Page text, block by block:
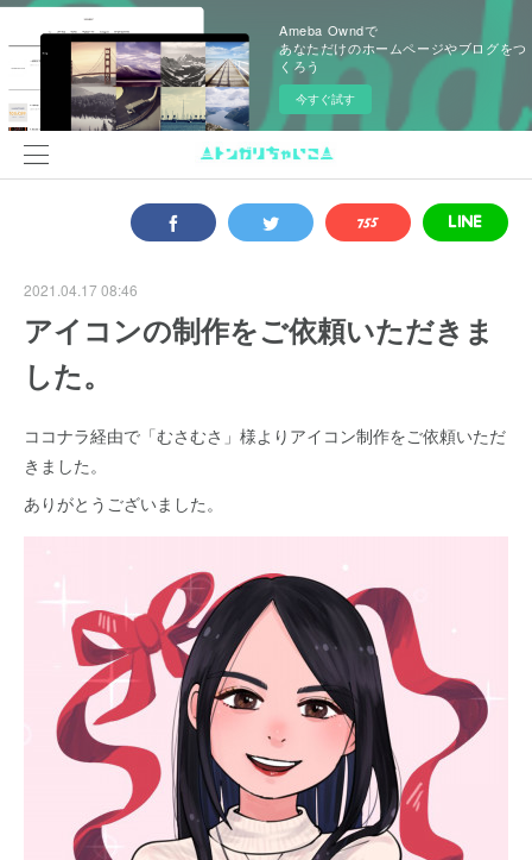
Ameba Owndで
あなただけのホームページやブログをつ
くろう
今すぐ試す
2021.04.17 08:46
アイコンの制作をご依頼いただきま
した。
ココナラ経由で「むさむさ」様よりアイコン制作をご依頼いただ
きました。
ありがとうございました。